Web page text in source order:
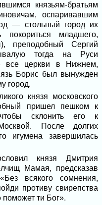
князьям-братьям
оспаривавшим
— стольный город их
покориться младшего,
преподобный Сергий
тогда на Руси
все церкви в Нижнем,
Борис был вынужден
город.
князя московского
пришел пешком к
склонить его к
После долгих
игумена завершилась
князя Дмитрия
Мамая, предсказав
всякого сомнения,
противу свирепства
поможет ти Бог».